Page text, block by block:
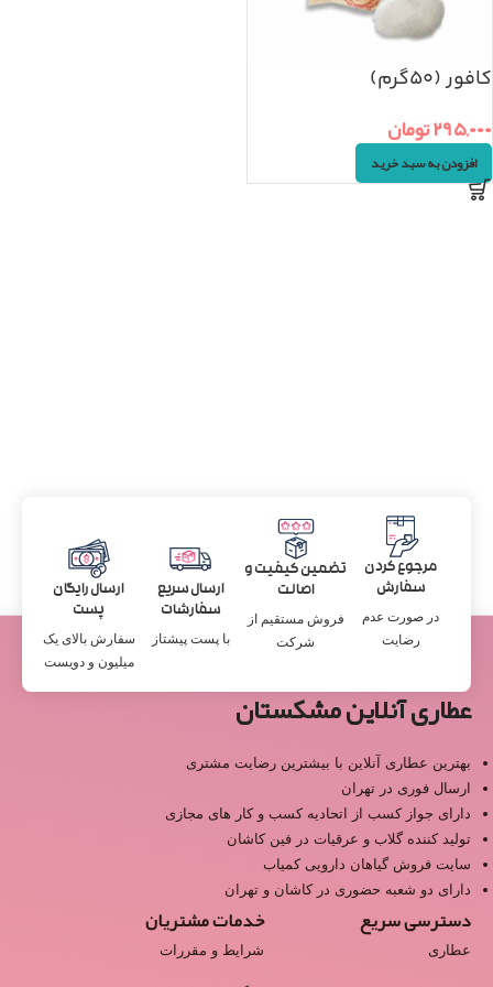
کافور (۵۰گرم)
۲۹۵,۰۰۰تومان
افزودن به سبد خرید
مرجوع کردن
سفارش
در صورت عدم
رضایت
تضمین کیفیت و
اصالت
فروش مستقیم از
شرکت
ارسال سریع
سفارشات
با پست پیشتاز
ارسال رایگان
پست
سفارش بالای یک
میلیون و دویست
عطاری آنلاین مشکستان
بهترین عطاری آنلاین با بیشترین رضایت مشتری
ارسال فوری در تهران
دارای جواز کسب از اتحادیه کسب و کار های مجازی
تولید کننده گلاب و عرقیات در فین کاشان
سایت فروش گیاهان دارویی کمیاب
دارای دو شعبه حضوری در کاشان و تهران
دسترسی سریع
عطاری
خدمات مشتریان
شرایط و مقررات